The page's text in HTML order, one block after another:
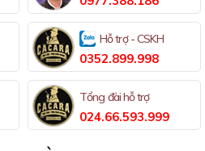
Hỗ trợ - CSKH
0352.899.998
Tổng đài hỗ trợ
024.66.593.999